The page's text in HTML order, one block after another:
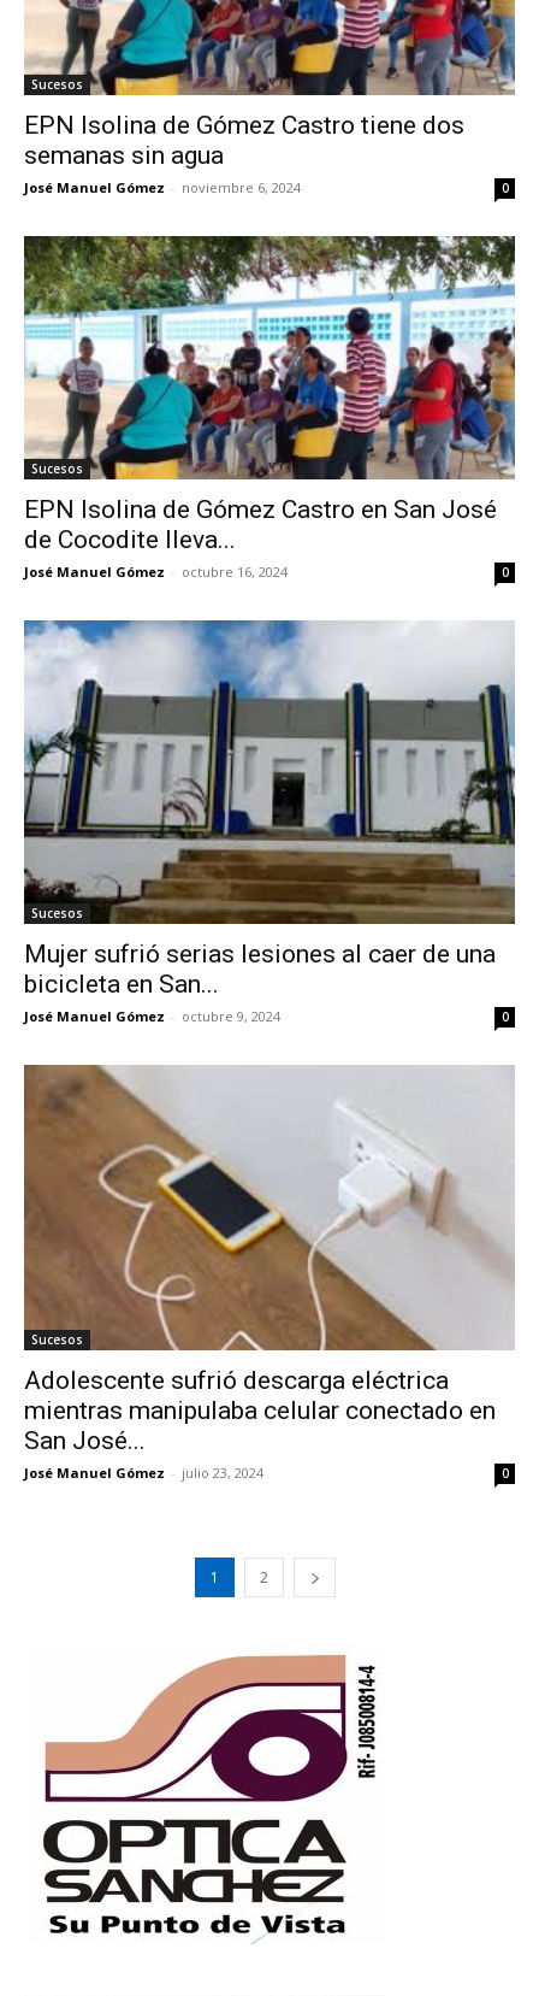
Sucesos
EPN Isolina de Gómez Castro tiene dos
semanas sin agua
José Manuel Gómez - noviembre 6, 2024 0
Sucesos
EPN Isolina de Gómez Castro en San José
de Cocodite lleva...
José Manuel Gómez - octubre 16, 2024 0
Sucesos
Mujer sufrió serias lesiones al caer de una
bicicleta en San...
José Manuel Gómez - octubre 9, 2024 0
Sucesos
Adolescente sufrió descarga eléctrica
mientras manipulaba celular conectado en
San José...
José Manuel Gómez - julio 23, 2024 0
1 2